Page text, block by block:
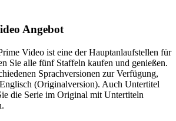
Angebot
Video ist eine der Hauptanlaufstellen für
Sie alle fünf Staffeln kaufen und genießen.
Sprachversionen zur Verfügung,
(Originalversion). Auch Untertitel
die Serie im Original mit Untertiteln